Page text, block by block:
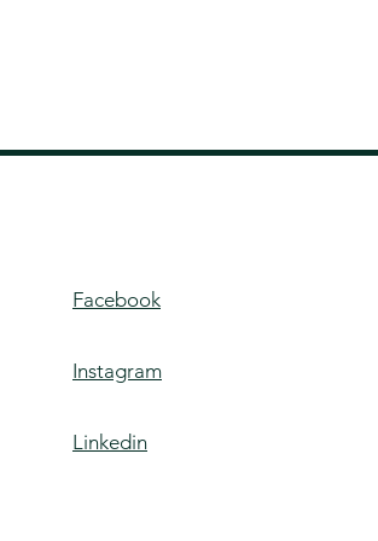
Facebook
Instagram
Linkedin